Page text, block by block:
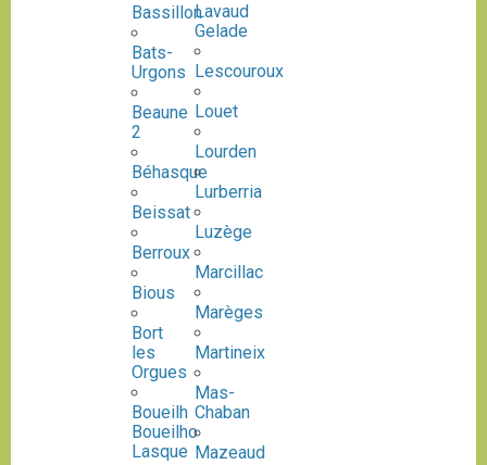
Bassillon
Bats-
Urgons
Beaune
2
Béhasque
Beissat
Berroux
Bious
Bort
les
Orgues
Boueilh
Boueilho
Lasque
Lavaud
Gelade
Lescouroux
Louet
Lourden
Lurberria
Luzège
Marcillac
Marèges
Martineix
Mas-
Chaban
Mazeaud